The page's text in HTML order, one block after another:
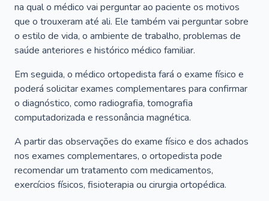
na qual o médico vai perguntar ao paciente os motivos
que o trouxeram até ali. Ele também vai perguntar sobre
o estilo de vida, o ambiente de trabalho, problemas de
saúde anteriores e histórico médico familiar.
Em seguida, o médico ortopedista fará o exame físico e
poderá solicitar exames complementares para confirmar
o diagnóstico, como radiografia, tomografia
computadorizada e ressonância magnética.
A partir das observações do exame físico e dos achados
nos exames complementares, o ortopedista pode
recomendar um tratamento com medicamentos,
exercícios físicos, fisioterapia ou cirurgia ortopédica.